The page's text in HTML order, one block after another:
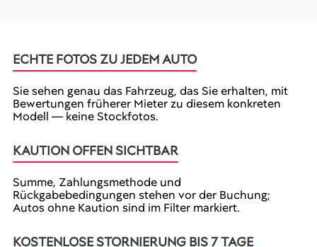
ECHTE FOTOS ZU JEDEM AUTO
Sie sehen genau das Fahrzeug, das Sie erhalten, mit
Bewertungen früherer Mieter zu diesem konkreten
Modell — keine Stockfotos.
KAUTION OFFEN SICHTBAR
Summe, Zahlungsmethode und
Rückgabebedingungen stehen vor der Buchung;
Autos ohne Kaution sind im Filter markiert.
KOSTENLOSE STORNIERUNG BIS 7 TAGE